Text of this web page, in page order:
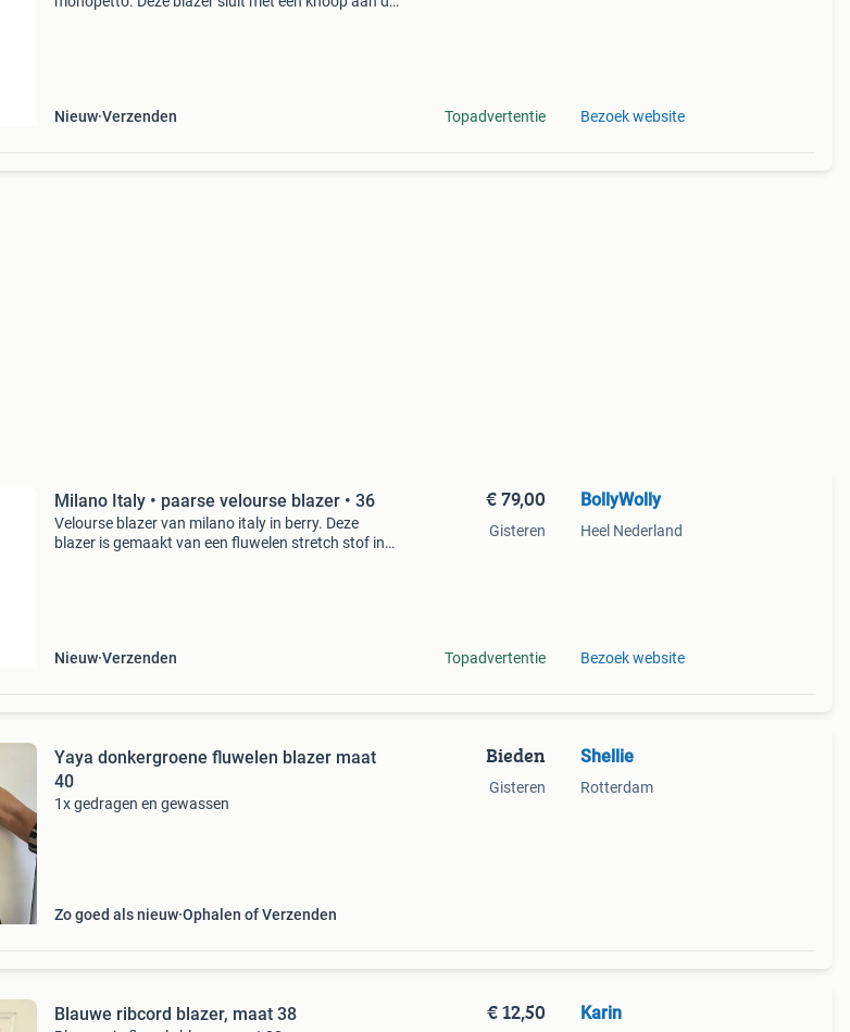
Nieuw Verzenden Topadvertentie Bezoek website
Milano Italy • paarse velourse blazer • 36
Velourse blazer van milano italy in berry. Deze
blazer is gemaakt van een fluwelen stretch stof in
Nieuw Verzenden
€ 79,00
Gisteren
Topadvertentie
BollyWolly
Heel Nederland
Bezoek website
Yaya donkergroene fluwelen blazer maat
40
1x gedragen en gewassen
Zo goed als nieuw Ophalen of Verzenden
Bieden
Gisteren
Shellie
Rotterdam
Blauwe ribcord blazer, maat 38 € 12,50 Karin